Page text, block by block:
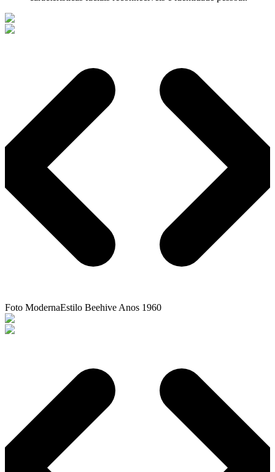
Foto ModernaEstilo Beehive Anos 1960